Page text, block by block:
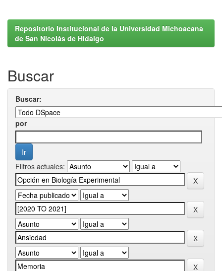
Repositorio Institucional de la Universidad Michoacana
de San Nicolás de Hidalgo
Buscar
Buscar:
por
Filtros actuales: